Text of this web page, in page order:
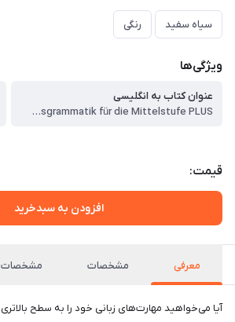
سیاه سفید رنگی
ویژگی‌ها
عنوان کتاب به انگلیسی
Deutsch Übungsgrammatik für die Mittelstufe PLUS
قیمت:
افزودن به سبدخرید
معرفی مشخصات مشخصات